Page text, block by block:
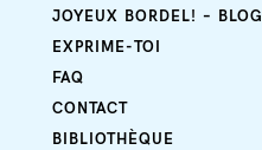
JOYEUX BORDEL! – BLOG
EXPRIME-TOI
FAQ
CONTACT
BIBLIOTHÈQUE